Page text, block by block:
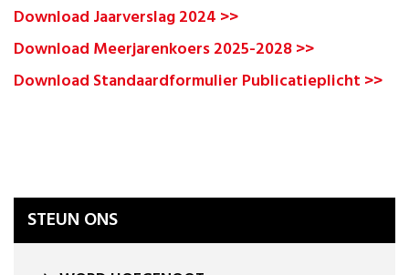
Download Jaarverslag 2024 >>
Download Meerjarenkoers 2025-2028 >>
Download Standaardformulier Publicatieplicht >>
STEUN ONS